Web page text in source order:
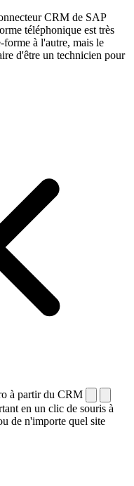
CRM de SAP
téléphonique est très
à l'autre, mais le
d'être un technicien pour
à partir du CRM
en un clic de souris à
de n'importe quel site